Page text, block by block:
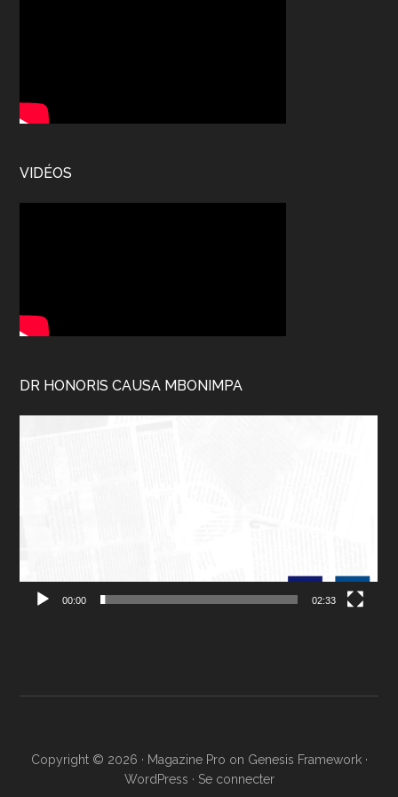
VIDÉOS
DR HONORIS CAUSA MBONIMPA
00:00 02:33
Copyright © 2026 · Magazine Pro on Genesis Framework·
WordPress · Se connecter